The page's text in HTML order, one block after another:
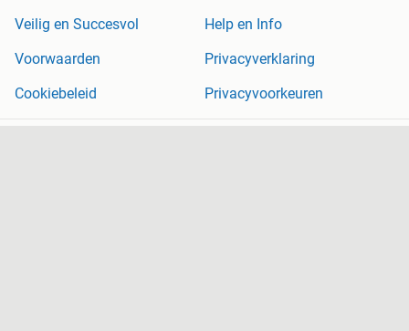
Veilig en Succesvol
Help en Info
Voorwaarden
Privacyverklaring
Cookiebeleid
Privacyvoorkeuren